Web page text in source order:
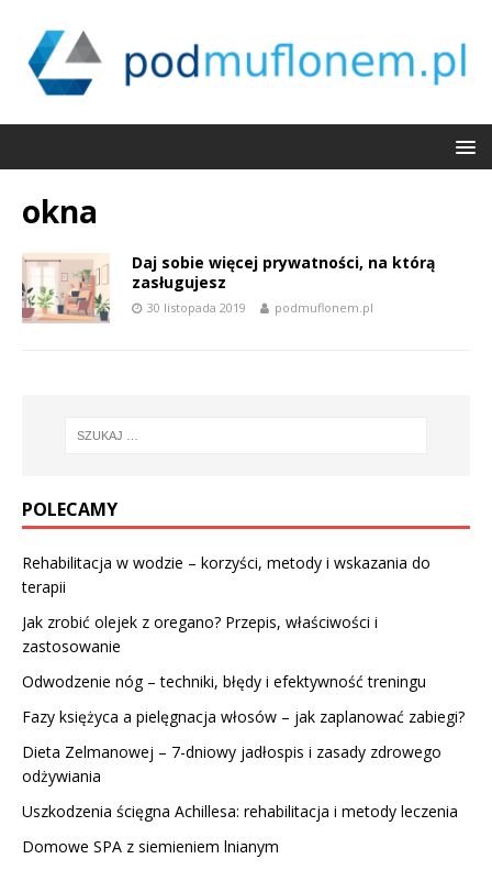
okna
Daj sobie więcej prywatności, na którą
zasługujesz
30 listopada 2019 podmuflonem.pl
POLECAMY
Rehabilitacja w wodzie – korzyści, metody i wskazania do
terapii
Jak zrobić olejek z oregano? Przepis, właściwości i
zastosowanie
Odwodzenie nóg – techniki, błędy i efektywność treningu
Fazy księżyca a pielęgnacja włosów – jak zaplanować zabiegi?
Dieta Zelmanowej – 7-dniowy jadłospis i zasady zdrowego
odżywiania
Uszkodzenia ścięgna Achillesa: rehabilitacja i metody leczenia
Domowe SPA z siemieniem lnianym